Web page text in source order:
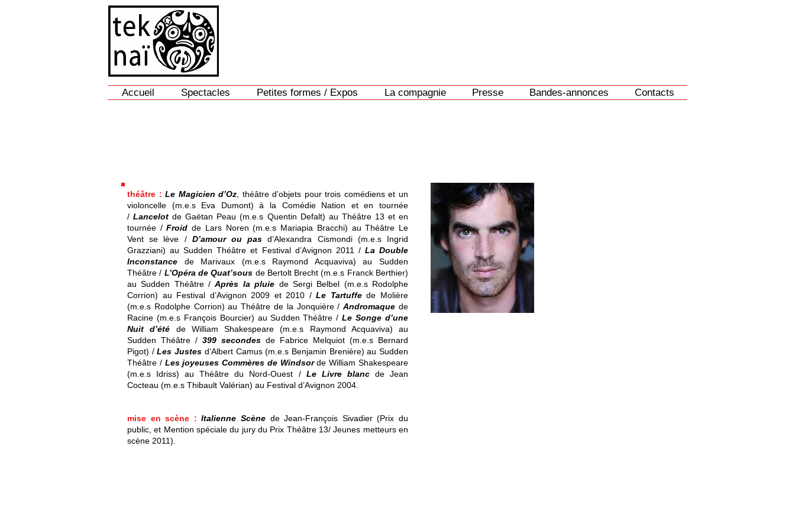
Accueil Spectacles Petites formes / Expos La compagnie Presse Bandes-annonces Contacts
théâtre : ​​​Le Magicien d’Oz , théâtre d’objets pour trois comédiens et un
violoncelle (m.e.s Eva Dumont) à la Comédie Nation et en tournée
/Lancelot de Gaëtan Peau (m.e.s Quentin Defalt) au Théâtre 13 et en
tournée /Froid de Lars Noren (m.e.s Mariapia Bracchi) au Théâtre Le
Vent se lève / D’amour ou pas d’Alexandra Cismondi (m.e.s Ingrid
Grazziani) au Sudden Théâtre et Festival d’Avignon 2011 / La Double
Inconstance de Marivaux (m.e.s Raymond Acquaviva) au Sudden
Théâtre / L’Opéra de Quat’sous de Bertolt Brecht (m.e.s Franck Berthier)
au Sudden Théâtre /Après la pluie de Sergi Belbel (m.e.s Rodolphe
Corrion) au Festival d’Avignon 2009 et 2010 /Le Tartuffede Molière
(m.e.s Rodolphe Corrion) au Théâtre de la Jonquière /Andromaque de
Racine (m.e.s François Bourcier) au Sudden Théâtre /Le Songe d’une
Nuit d’été de William Shakespeare (m.e.s Raymond Acquaviva) au
Sudden Théâtre / 399 secondes de Fabrice Melquiot (m.e.s Bernard
Pigot) /Les Justes d’Albert Camus (m.e.s Benjamin Brenière) au Sudden
Théâtre / Les joyeuses Commères de Windsorde William Shakespeare
(m.e.s Idriss) au Théâtre du Nord-Ouest / Le Livre blancde Jean
Cocteau (m.e.s Thibault Valérian) au Festival d’Avignon 2004.
mise en scène : Italienne Scène de Jean-François Sivadier (Prix du
public, et Mention spéciale du jury du Prix Théâtre 13/ Jeunes metteurs en
scène 2011).